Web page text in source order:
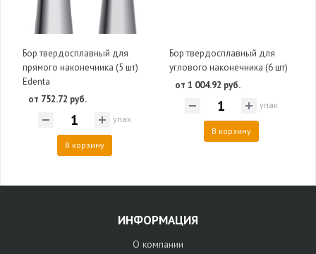
Бор твердосплавный для
прямого наконечника (5 шт)
Edenta
от 752.72 руб.
упак
В корзину
Бор твердосплавный для
углового наконечника (6 шт)
от 1 004.92 руб.
упак
В корзину
ИНФОРМАЦИЯ
О компании